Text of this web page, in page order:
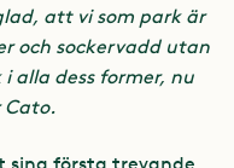
att vi som park är
och sockervadd utan
alla dess former, nu
Cato.
första trevande